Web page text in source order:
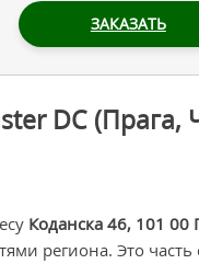
ЗАКАЗАТЬ
DC
Коданска 46, 101 00
региона. Это